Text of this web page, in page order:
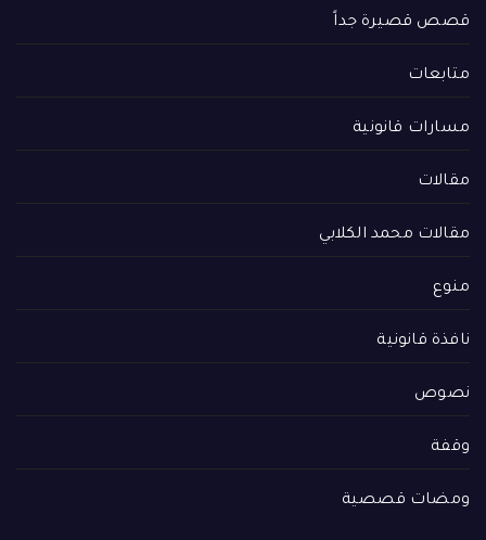
قصص قصيرة جداً
متابعات
مسارات قانونية
مقالات
مقالات محمد الكلابي
منوع
نافذة قانونية
نصوص
وقفة
ومضات قصصية